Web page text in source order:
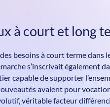
à court et long
besoins à court terme dans
s’inscrivait également
capable de supporter
avaient pour
véritable facteur